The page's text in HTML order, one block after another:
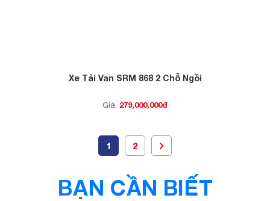
Xe Tải Van SRM 868 2 Chỗ Ngồi
Giá: 279,000,000đ
1 2
BẠN CẦN BIẾT